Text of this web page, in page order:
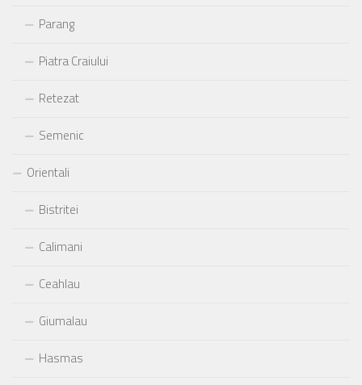
Parang
Piatra Craiului
Retezat
Semenic
Orientali
Bistritei
Calimani
Ceahlau
Giumalau
Hasmas